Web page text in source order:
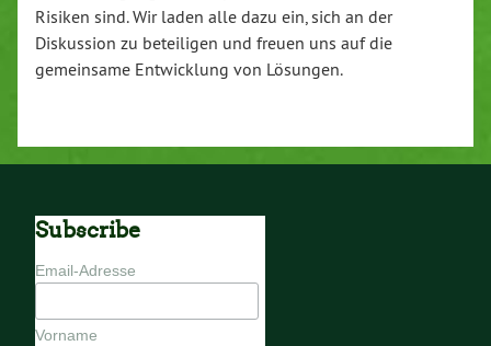
Risiken sind. Wir laden alle dazu ein, sich an der
Diskussion zu beteiligen und freuen uns auf die
gemeinsame Entwicklung von Lösungen.
Subscribe
Email-Adresse
Vorname